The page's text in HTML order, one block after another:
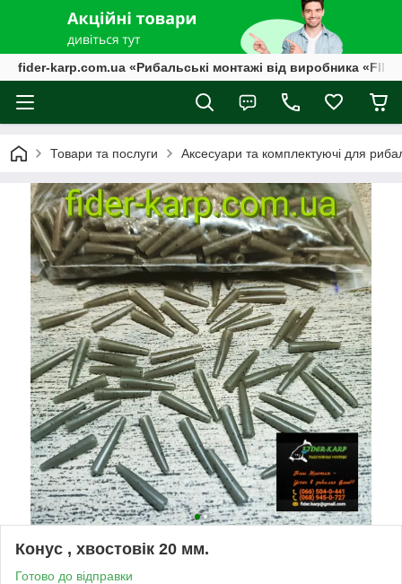
fider-karp.com.ua «Рибальські монтажі від виробника
Товари та послуги Аксесуари та комплектуючі для
Конус , хвостовік 20 мм.
Готово до відправки